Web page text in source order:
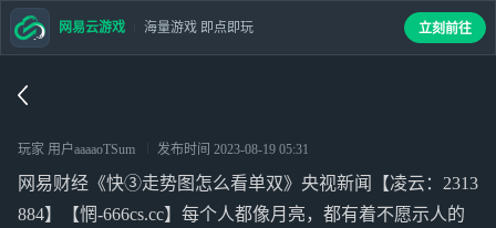
玩家 用户aaaaoTSum 发布时间 2023-08-19 05:31
网易财经《快③走势图怎么看单双》央视新闻【凌云：2313
884】【惘-666cs.cc】每个人都像月亮，都有着不愿示人的
网易云游戏 海量游戏 即点即玩 立刻前往